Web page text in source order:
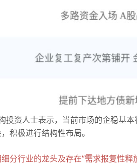
投资人士表示，当前市场的企稳基本
积极进行结构性布局。
分行业的龙头及存在“需求报复性